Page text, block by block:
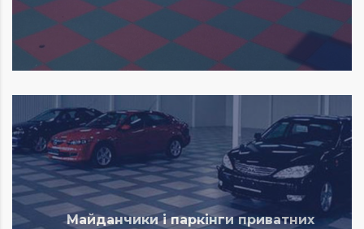
Майданчики і паркінги приватних